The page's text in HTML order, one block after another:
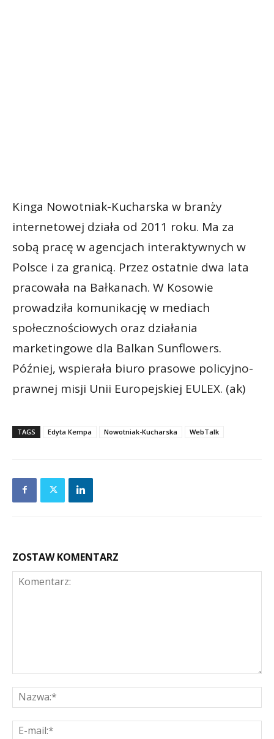
Kinga Nowotniak-Kucharska w branży
internetowej działa od 2011 roku. Ma za
sobą pracę w agencjach interaktywnych w
Polsce i za granicą. Przez ostatnie dwa lata
pracowała na Bałkanach. W Kosowie
prowadziła komunikację w mediach
społecznościowych oraz działania
marketingowe dla Balkan Sunflowers.
Później, wspierała biuro prasowe policyjno-
prawnej misji Unii Europejskiej EULEX. (ak)
TAGS Edyta Kempa Nowotniak-Kucharska WebTalk
ZOSTAW KOMENTARZ